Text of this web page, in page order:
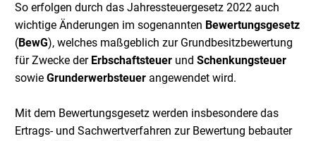
So erfolgen durch das Jahressteuergesetz 2022 auch
wichtige Änderungen im sogenannten Bewertungsgesetz
(BewG), welches maßgeblich zur Grundbesitzbewertung
für Zwecke der Erbschaftsteuer und Schenkungsteuer
sowie Grunderwerbsteuer angewendet wird.
Mit dem Bewertungsgesetz werden insbesondere das
Ertrags- und Sachwertverfahren zur Bewertung bebauter